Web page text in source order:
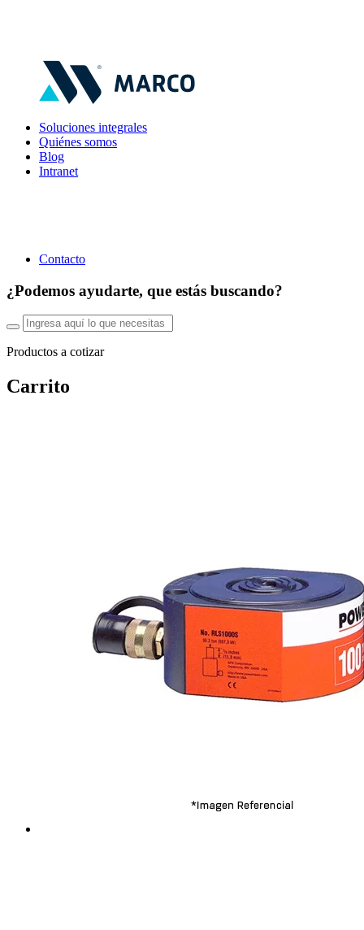
Soluciones integrales
Quiénes somos
Blog
Intranet
Contacto
¿Podemos ayudarte, que estás buscando?
Productos a cotizar
Carrito